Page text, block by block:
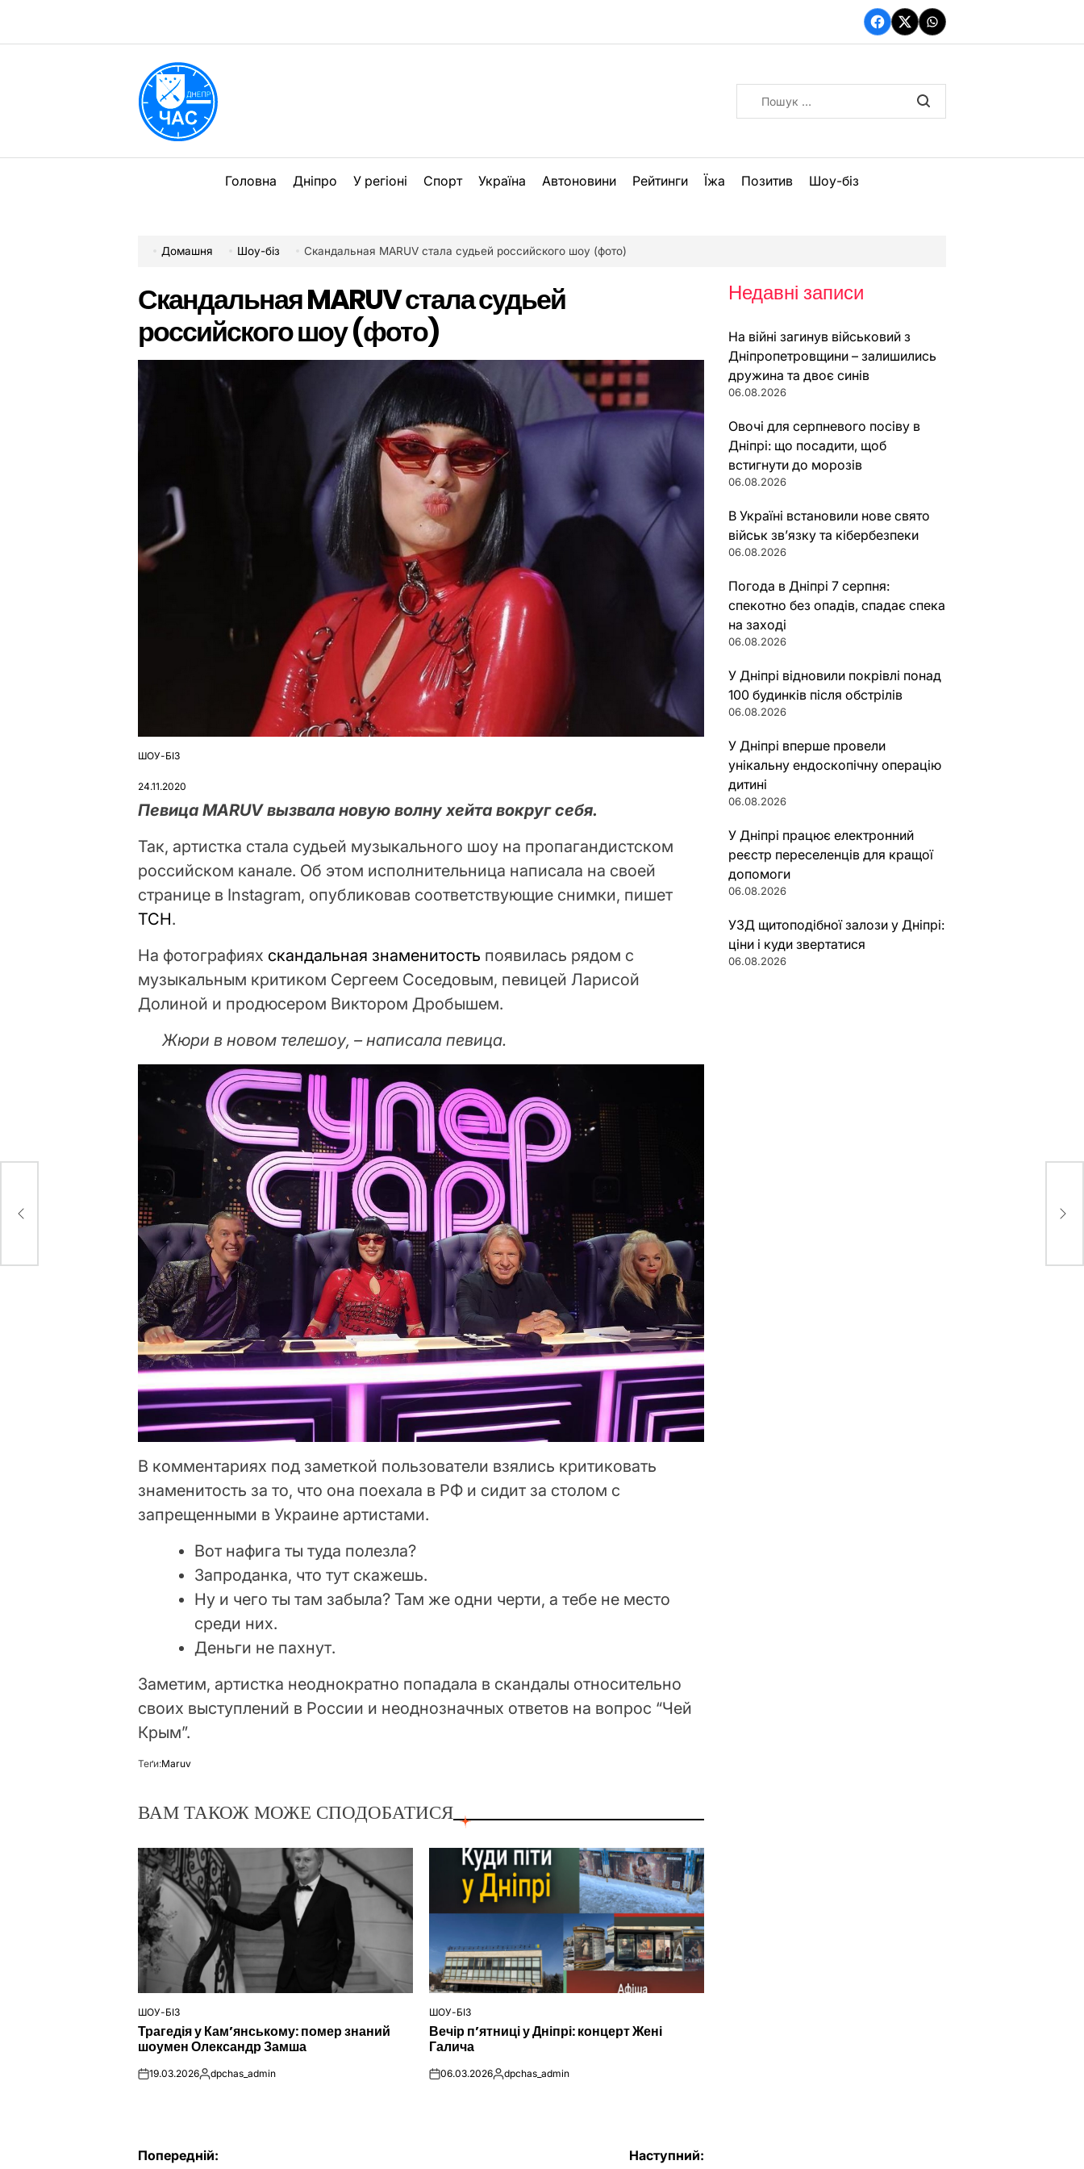
вмісту
Facebook
TwitterWhatsApp
Головна Дніпро У регіоні Спорт Україна Автоновини Рейтинги Їжа Позитив Шоу-біз
Домашня Шоу-біз Скандальная MARUV стала судьей российского шоу (фото)
Скандальная MARUV стала судьей
российского шоу (фото)
ОПУБЛІКУВАТИ
ШОУ-БІЗ
24.11.2020
Певица MARUV вызвала новую волну хейта вокруг себя.
Так, артистка стала судьей музыкального шоу на пропагандистском
российском канале. Об этом исполнительница написала на своей
странице в Instagram, опубликовав соответствующие снимки, пишет
ТСН.
На фотографиях скандальная знаменитость появилась рядом с
музыкальным критиком Сергеем Соседовым, певицей Ларисой
Долиной и продюсером Виктором Дробышем.
Жюри в новом телешоу, – написала певица.
В комментариях под заметкой пользователи взялись критиковать
знаменитость за то, что она поехала в РФ и сидит за столом с
запрещенными в Украине артистами.
Вот нафига ты туда полезла?
Запроданка, что тут скажешь.
Ну и чего ты там забыла? Там же одни черти, а тебе не место
среди них.
Деньги не пахнут.
Заметим, артистка неоднократно попадала в скандалы относительно
своих выступлений в России и неоднозначных ответов на вопрос “Чей
Крым”.
Теґи:Maruv
ВАМ ТАКОЖ МОЖЕ СПОДОБАТИСЯ
ОПУБЛІКУВАТИ
ШОУ-БІЗ
Трагедія у Кам’янському: помер знаний
шоумен Олександр Замша
on19.03.2026Опубліковано
dpchas_admin
ОПУБЛІКУВАТИ
У
ШОУ-БІЗ
Вечір п’ятниці у Дніпрі: концерт Жені
Галича
on06.03.2026Опубліковано
dpchas_admin
Попередній: Наступний:
Недавні записи
На війні загинув військовий з
Дніпропетровщини – залишились
дружина та двоє синів
06.08.2026
Овочі для серпневого посіву в
Дніпрі: що посадити, щоб
встигнути до морозів
06.08.2026
В Україні встановили нове свято
військ зв’язку та кібербезпеки
06.08.2026
Погода в Дніпрі 7 серпня:
спекотно без опадів, спадає спека
на заході
06.08.2026
У Дніпрі відновили покрівлі понад
100 будинків після обстрілів
06.08.2026
У Дніпрі вперше провели
унікальну ендоскопічну операцію
дитині
06.08.2026
У Дніпрі працює електронний
реєстр переселенців для кращої
допомоги
06.08.2026
УЗД щитоподібної залози у Дніпрі:
ціни і куди звертатися
06.08.2026